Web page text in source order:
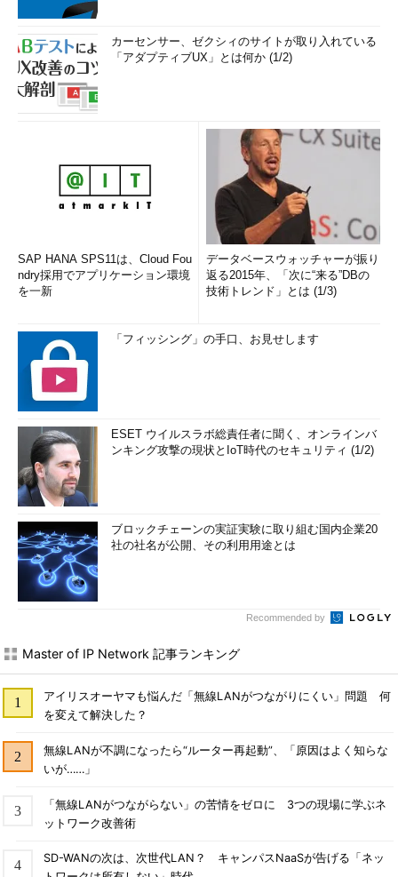
カーセンサー、ゼクシィのサイトが取り入れている
「アダプティブUX」とは何か (1/2)
SAP HANA SPS11は、Cloud Fou
ndry採用でアプリケーション環境
を一新
データベースウォッチャーが振り
返る2015年、「次に“来る”DBの
技術トレンド」とは (1/3)
「フィッシング」の手口、お見せします
ESET ウイルスラボ総責任者に聞く、オンラインバ
ンキング攻撃の現状とIoT時代のセキュリティ (1/2)
ブロックチェーンの実証実験に取り組む国内企業20
社の社名が公開、その利用用途とは
Recommended by
Master of IP Network 記事ランキング
アイリスオーヤマも悩んだ「無線LANがつながりにくい」問題 何
を変えて解決した？
無線LANが不調になったら“ルーター再起動”、「原因はよく知らな
いが……」
「無線LANがつながらない」の苦情をゼロに 3つの現場に学ぶネ
ットワーク改善術
SD-WANの次は、次世代LAN？ キャンパスNaaSが告げる「ネッ